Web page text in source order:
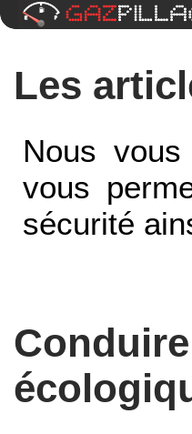
Les
Nous
vous
sécurité